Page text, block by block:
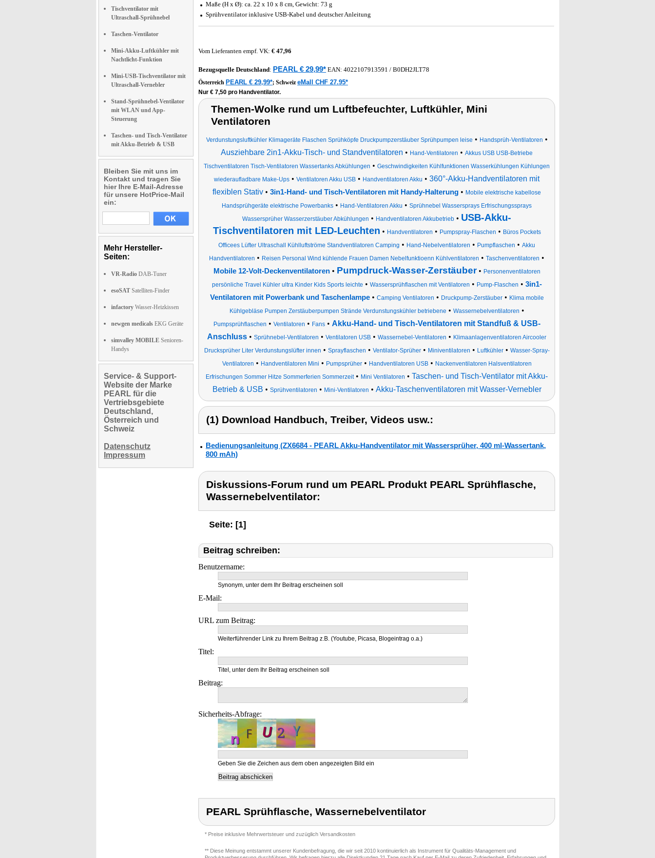
Tischventilator mit
Ultraschall-Sprühnebel
Taschen-Ventilator
Mini-Akku-Luftkühler mit
Nachtlicht-Funktion
Mini-USB-Tischventilator mit
Ultraschall-Vernebler
Stand-Sprühnebel-Ventilator
mit WLAN und App-
Steuerung
Taschen- und Tisch-Ventilator
mit Akku-Betrieb & USB
Bleiben Sie mit uns im
Kontakt und tragen Sie
hier Ihre E-Mail-Adresse
für unsere HotPrice-Mail
ein:
Mehr Hersteller-
Seiten:
VR-Radio DAB-Tuner
esoSAT Satelliten-Finder
infactory Wasser-Heizkissen
newgen medicals EKG Geräte
simvalley MOBILE Senioren-
Handys
Service- & Support-
Website der Marke
PEARL für die
Vertriebsgebiete
Deutschland,
Österreich und
Schweiz
Datenschutz
Impressum
Maße (H x Ø): ca. 22 x 10 x 8 cm, Gewicht: 73 g
Sprühventilator inklusive USB-Kabel und deutscher Anleitung
Vom Lieferanten empf. VK: € 47,96
Bezugsquelle Deutschland: PEARL € 29,99* EAN: 4022107913591 / B0DH2JLT78
Österreich PEARL € 29,99*; Schweiz eMall CHF 27.95*
Nur € 7,50 pro Handventilator.
Themen-Wolke rund um Luftbefeuchter, Luftkühler, Mini
Ventilatoren
Verdunstungsluftkühler Klimageräte Flaschen Sprühköpfe Druckpumpzerstäuber Sprühpumpen leise • Handsprüh-Ventilatoren •
Ausziehbare 2in1-Akku-Tisch- und Standventilatoren • Hand-Ventilatoren • Akkus USB USB-Betriebe
Tischventilatoren Tisch-Ventilatoren Wassertanks Abkühlungen • Geschwindigkeiten Kühlfunktionen Wasserkühlungen Kühlungen
wiederaufladbare Make-Ups • Ventilatoren Akku USB • Handventilatoren Akku • 360°-Akku-Handventilatoren mit
flexiblen Stativ • 3in1-Hand- und Tisch-Ventilatoren mit Handy-Halterung • Mobile elektrische kabellose
Handsprühgeräte elektrische Powerbanks • Hand-Ventilatoren Akku • Sprühnebel Wassersprays Erfrischungssprays
Wassersprüher Wasserzerstäuber Abkühlungen • Handventilatoren Akkubetrieb • USB-Akku-
Tischventilatoren mit LED-Leuchten • Handventilatoren • Pumpspray-Flaschen • Büros Pockets
Officees Lüfter Ultraschall Kühlluftströme Standventilatoren Camping • Hand-Nebelventilatoren • Pumpflaschen • Akku
Handventilatoren • Reisen Personal Wind kühlende Frauen Damen Nebelfunktioenn Kühlventilatoren • Taschenventilatoren •
Mobile 12-Volt-Deckenventilatoren• Pumpdruck-Wasser-Zerstäuber• Personenventilatoren
persönliche Travel Kühler ultra Kinder Kids Sports leichte • Wassersprühflaschen mit Ventilatoren • Pump-Flaschen • 3in1-
Ventilatoren mit Powerbank und Taschenlampe• Camping Ventilatoren • Druckpump-Zerstäuber• Klima mobile
Kühlgebläse Pumpen Zerstäuberpumpen Strände Verdunstungskühler betriebene • Wassernebelventilatoren •
Pumpsprühflaschen • Ventilatoren • Fans• Akku-Hand- und Tisch-Ventilatoren mit Standfuß & USB-
Anschluss • Sprühnebel-Ventilatoren • Ventilatoren USB • Wassernebel-Ventilatoren • Klimaanlagenventilatoren Aircooler
Drucksprüher Liter Verdunstungslüfter innen • Sprayflaschen • Ventilator-Sprüher• Miniventilatoren • Luftkühler• Wasser-Spray-
Ventilatoren • Handventilatoren Mini • Pumpsprüher• Handventilatoren USB• Nackenventilatoren Halsventilatoren
Erfrischungen Sommer Hitze Sommerferien Sommerzeit• Mini Ventilatoren • Taschen- und Tisch-Ventilator mit Akku-
Betrieb & USB • Sprühventilatoren • Mini-Ventilatoren • Akku-Taschenventilatoren mit Wasser-Vernebler
(1) Download Handbuch, Treiber, Videos usw.:
Bedienungsanleitung (ZX6684 - PEARL Akku-Handventilator mit Wassersprüher, 400 ml-Wassertank,
800 mAh)
Diskussions-Forum rund um PEARL Produkt PEARL Sprühflasche,
Wassernebelventilator:
Seite: [1]
Beitrag schreiben:
Benutzername:
Synonym, unter dem Ihr Beitrag erscheinen soll
E-Mail:
URL zum Beitrag:
Weiterführender Link zu Ihrem Beitrag z.B. (Youtube, Picasa, Blogeintrag o.a.)
Titel:
Titel, unter dem Ihr Beitrag erscheinen soll
Beitrag:
Sicherheits-Abfrage:
Geben Sie die Zeichen aus dem oben angezeigten Bild ein
PEARL Sprühflasche, Wassernebelventilator
* Preise inklusive Mehrwertsteuer und zuzüglich Versandkosten
** Diese Meinung entstammt unserer Kundenbefragung, die wir seit 2010 kontinuierlich als Instrument für Qualitäts-Management und